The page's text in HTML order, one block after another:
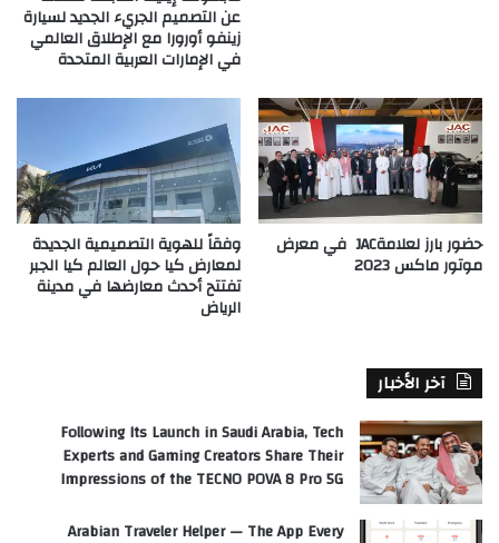
عن التصميم الجريء الجديد لسيارة
زينفو أورورا مع الإطلاق العالمي
في الإمارات العربية المتحدة
حضور بارز لعلامةJAC في معرض
موتور ماكس 2023
وفقاً للهوية التصميمية الجديدة
لمعارض كيا حول العالم كيا الجبر
تفتتح أحدث معارضها في مدينة
الرياض
آخر الأخبار
Following Its Launch in Saudi Arabia, Tech
Experts and Gaming Creators Share Their
Impressions of the TECNO POVA 8 Pro 5G
Arabian Traveler Helper — The App Every